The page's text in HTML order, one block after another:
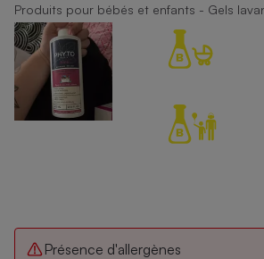
Produits pour bébés et enfants - Gels
Présence d'allergènes